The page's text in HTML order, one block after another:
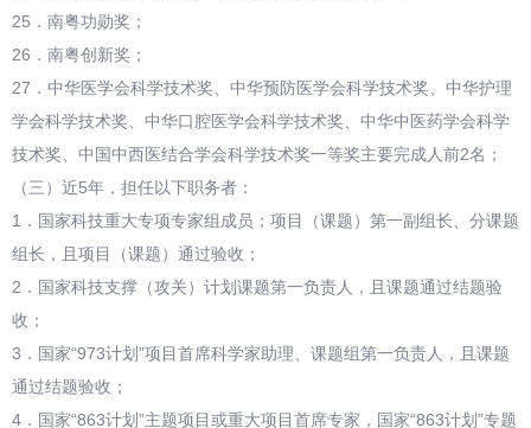
25．南粤功勋奖；
26．南粤创新奖；
27．中华医学会科学技术奖、中华预防医学会科学技术奖、中华护理
学会科学技术奖、中华口腔医学会科学技术奖、中华中医药学会科学
技术奖、中国中西医结合学会科学技术奖一等奖主要完成人前2名；
（三）近5年，担任以下职务者：
1．国家科技重大专项专家组成员；项目（课题）第一副组长、分课题
组长，且项目（课题）通过验收；
2．国家科技支撑（攻关）计划课题第一负责人，且课题通过结题验
收；
3．国家“973计划”项目首席科学家助理、课题组第一负责人，且课题
通过结题验收；
4．国家“863计划”主题项目或重大项目首席专家，国家“863计划”专题